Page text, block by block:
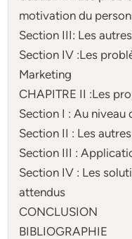
motivation du
Section III: Les
Section IV :Les
Marketing
CHAPITRE II :Les
Section I : Au niveau
Section II : Les
Section III :
Section IV : Les
attendus
CONCLUSION
BIBLIOGRAPHIE